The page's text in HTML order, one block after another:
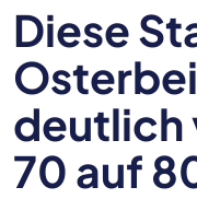
Diese
deutlich
70 auf